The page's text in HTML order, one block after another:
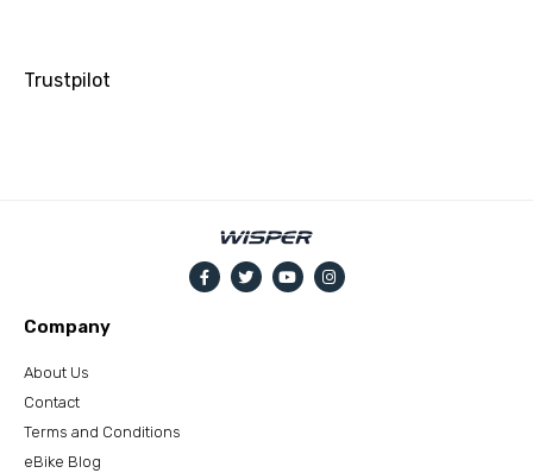
Trustpilot
Company
About Us
Contact
Terms and Conditions
eBike Blog